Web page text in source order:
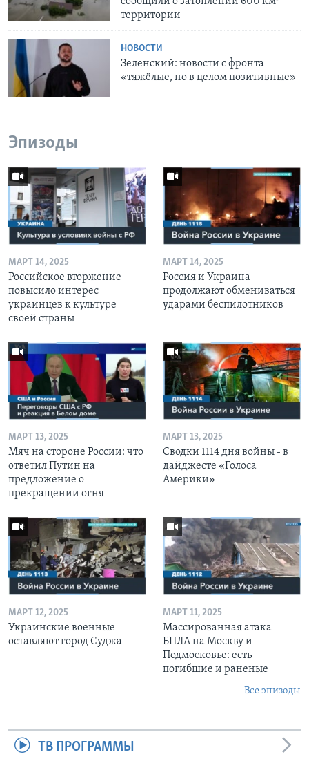
территории
НОВОСТИ
Зеленский: новости с фронта
«тяжёлые, но в целом позитивные»
Эпизоды
МАРТ 14, 2025
Российское вторжение
повысило интерес
украинцев к культуре
своей страны
МАРТ 14, 2025
Россия и Украина
продолжают обмениваться
ударами беспилотников
МАРТ 13, 2025
Мяч на стороне России: что
ответил Путин на
предложение о
прекращении огня
МАРТ 13, 2025
Сводки 1114 дня войны - в
дайджесте «Голоса
Америки»
МАРТ 12, 2025
Украинские военные
оставляют город Суджа
МАРТ 11, 2025
Массированная атака
БПЛА на Москву и
Подмосковье: есть
погибшие и раненые
Все эпизоды
ТВ ПРОГРАММЫ